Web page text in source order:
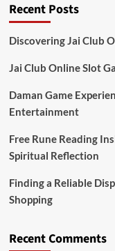
Recent Posts
Discovering Jai Club
Jai Club Online Slot
Daman Game
Entertainment
Free Rune Reading
Spiritual Reflection
Finding a Reliable
Shopping
Recent Comments